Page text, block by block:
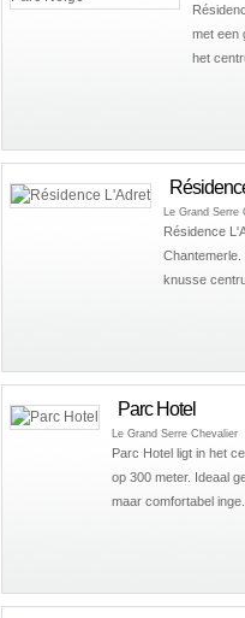
met een
het
Le Grand Serre
Résidence
knusse
Parc Hotel
Le Grand Serre Chevalier
Parc Hotel ligt in het
op 300 meter. Ideaal
maar comfortabel inge..